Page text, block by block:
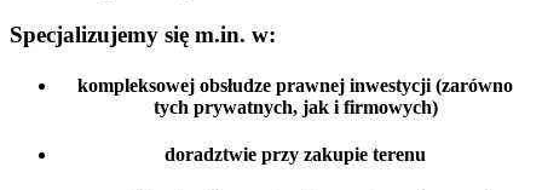
Specjalizujemy się m.in. w:
kompleksowej obsłudze prawnej inwestycji (zarówno
tych prywatnych, jak i firmowych)
doradztwie przy zakupie terenu